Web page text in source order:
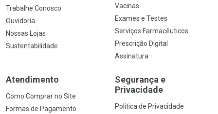
Trabalhe Conosco
Ouvidoria
Nossas Lojas
Sustentabilidade
Vacinas
Exames e Testes
Serviços Farmacêuticos
Prescrição Digital
Assinatura
Atendimento
Como Comprar no Site
Formas de Pagamento
Segurança e
Privacidade
Política de Privacidade